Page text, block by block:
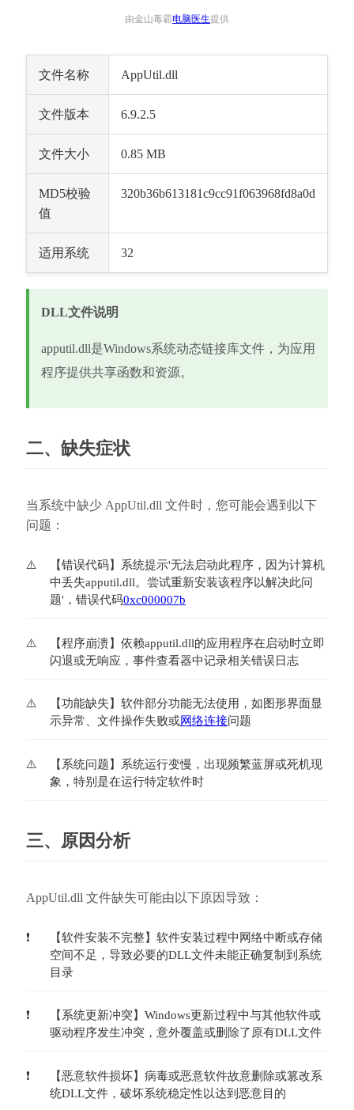
由金山毒霸电脑医生提供
文件名称 AppUtil.dll
文件版本 6.9.2.5
文件大小 0.85 MB
MD5校验
值
320b36b613181c9cc91f063968fd8a0d
适用系统 32
DLL文件说明
apputil.dll是Windows系统动态链接库文件，为应用
程序提供共享函数和资源。
二、缺失症状
当系统中缺少 AppUtil.dll 文件时，您可能会遇到以下
问题：
【错误代码】系统提示'无法启动此程序，因为计算机
中丢失apputil.dll。尝试重新安装该程序以解决此问
题'，错误代码0xc000007b
【程序崩溃】依赖apputil.dll的应用程序在启动时立即
闪退或无响应，事件查看器中记录相关错误日志
【功能缺失】软件部分功能无法使用，如图形界面显
示异常、文件操作失败或网络连接问题
【系统问题】系统运行变慢，出现频繁蓝屏或死机现
象，特别是在运行特定软件时
三、原因分析
AppUtil.dll 文件缺失可能由以下原因导致：
【软件安装不完整】软件安装过程中网络中断或存储
空间不足，导致必要的DLL文件未能正确复制到系统
目录
【系统更新冲突】Windows更新过程中与其他软件或
驱动程序发生冲突，意外覆盖或删除了原有DLL文件
【恶意软件损坏】病毒或恶意软件故意删除或篡改系
统DLL文件，破坏系统稳定性以达到恶意目的